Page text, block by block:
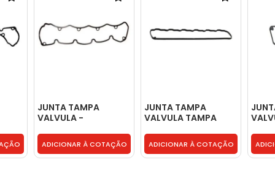
JUNTA TAMPA
VALVULA -
ADICIONAR À COTAÇÃO
JUNTA TAMPA
VALVULA TAMPA
0000160521
ADICIONAR À COTAÇÃO